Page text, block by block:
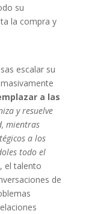
su
la compra y
escalar su
a las
y resuelve
mientras
a los
todo el
el talento
de